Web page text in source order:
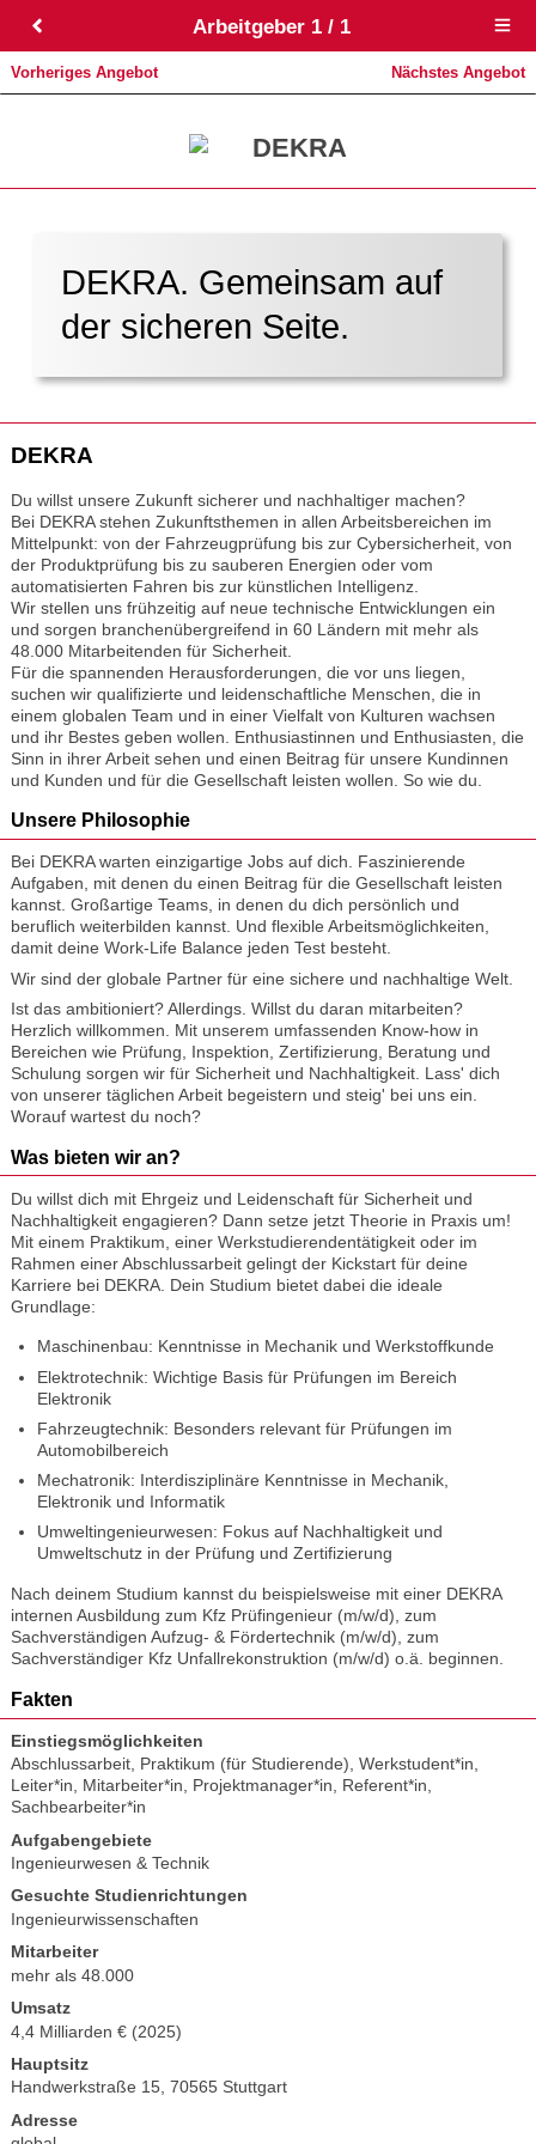
Arbeitgeber 1 / 1
Open
menu
Vorheriges Angebot Nächstes Angebot
DEKRA
DEKRA. Gemeinsam auf
der sicheren Seite.
DEKRA
Du willst unsere Zukunft sicherer und nachhaltiger machen?
Bei DEKRA stehen Zukunftsthemen in allen Arbeitsbereichen im
Mittelpunkt: von der Fahrzeugprüfung bis zur Cybersicherheit, von
der Produktprüfung bis zu sauberen Energien oder vom
automatisierten Fahren bis zur künstlichen Intelligenz.
Wir stellen uns frühzeitig auf neue technische Entwicklungen ein
und sorgen branchenübergreifend in 60 Ländern mit mehr als
48.000 Mitarbeitenden für Sicherheit.
Für die spannenden Herausforderungen, die vor uns liegen,
suchen wir qualifizierte und leidenschaftliche Menschen, die in
einem globalen Team und in einer Vielfalt von Kulturen wachsen
und ihr Bestes geben wollen. Enthusiastinnen und Enthusiasten, die
Sinn in ihrer Arbeit sehen und einen Beitrag für unsere Kundinnen
und Kunden und für die Gesellschaft leisten wollen. So wie du.
Unsere Philosophie
Bei DEKRA warten einzigartige Jobs auf dich. Faszinierende
Aufgaben, mit denen du einen Beitrag für die Gesellschaft leisten
kannst. Großartige Teams, in denen du dich persönlich und
beruflich weiterbilden kannst. Und flexible Arbeitsmöglichkeiten,
damit deine Work-Life Balance jeden Test besteht.
Wir sind der globale Partner für eine sichere und nachhaltige Welt.
Ist das ambitioniert? Allerdings. Willst du daran mitarbeiten?
Herzlich willkommen. Mit unserem umfassenden Know-how in
Bereichen wie Prüfung, Inspektion, Zertifizierung, Beratung und
Schulung sorgen wir für Sicherheit und Nachhaltigkeit. Lass' dich
von unserer täglichen Arbeit begeistern und steig' bei uns ein.
Worauf wartest du noch?
Was bieten wir an?
Du willst dich mit Ehrgeiz und Leidenschaft für Sicherheit und
Nachhaltigkeit engagieren? Dann setze jetzt Theorie in Praxis um!
Mit einem Praktikum, einer Werkstudierendentätigkeit oder im
Rahmen einer Abschlussarbeit gelingt der Kickstart für deine
Karriere bei DEKRA. Dein Studium bietet dabei die ideale
Grundlage:
Maschinenbau: Kenntnisse in Mechanik und Werkstoffkunde
Elektrotechnik: Wichtige Basis für Prüfungen im Bereich
Elektronik
Fahrzeugtechnik: Besonders relevant für Prüfungen im
Automobilbereich
Mechatronik: Interdisziplinäre Kenntnisse in Mechanik,
Elektronik und Informatik
Umweltingenieurwesen: Fokus auf Nachhaltigkeit und
Umweltschutz in der Prüfung und Zertifizierung
Nach deinem Studium kannst du beispielsweise mit einer DEKRA
internen Ausbildung zum Kfz Prüfingenieur (m/w/d), zum
Sachverständigen Aufzug- & Fördertechnik (m/w/d), zum
Sachverständiger Kfz Unfallrekonstruktion (m/w/d) o.ä. beginnen.
Fakten
Einstiegsmöglichkeiten
Abschlussarbeit, Praktikum (für Studierende), Werkstudent*in,
Leiter*in, Mitarbeiter*in, Projektmanager*in, Referent*in,
Sachbearbeiter*in
Aufgabengebiete
Ingenieurwesen & Technik
Gesuchte Studienrichtungen
Ingenieurwissenschaften
Mitarbeiter
mehr als 48.000
Umsatz
4,4 Milliarden € (2025)
Hauptsitz
Handwerkstraße 15, 70565 Stuttgart
Adresse